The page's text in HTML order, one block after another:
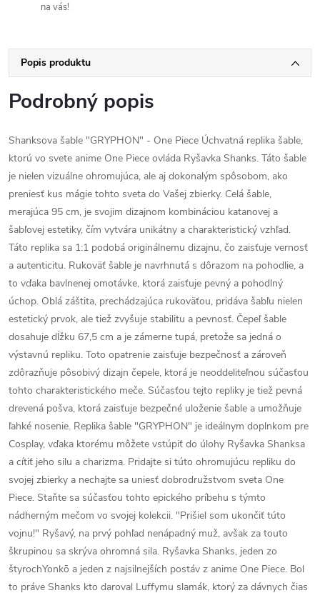
na vás!
Popis produktu
Podrobný popis
Shanksova šable "GRYPHON" - One Piece Úchvatná replika šable,
ktorú vo svete anime One Piece ovláda Ryšavka Shanks. Táto šable
je nielen vizuálne ohromujúca, ale aj dokonalým spôsobom, ako
preniesť kus mágie tohto sveta do Vašej zbierky. Celá šable,
merajúca 95 cm, je svojim dizajnom kombináciou katanovej a
šabľovej estetiky, čím vytvára unikátny a charakteristický vzhľad.
Táto replika sa 1:1 podobá originálnemu dizajnu, čo zaisťuje vernosť
a autenticitu. Rukoväť šable je navrhnutá s dôrazom na pohodlie, a
to vďaka bavlnenej omotávke, ktorá zaisťuje pevný a pohodlný
úchop. Oblá záštita, prechádzajúca rukoväťou, pridáva šabľu nielen
estetický prvok, ale tiež zvyšuje stabilitu a pevnosť. Čepeľ šable
dosahuje dĺžku 67,5 cm a je zámerne tupá, pretože sa jedná o
výstavnú repliku. Toto opatrenie zaisťuje bezpečnosť a zároveň
zdôrazňuje pôsobivý dizajn čepele, ktorá je neoddeliteľnou súčasťou
tohto charakteristického meče. Súčasťou tejto repliky je tiež pevná
drevená pošva, ktorá zaisťuje bezpečné uloženie šable a umožňuje
ľahké nosenie. Replika šable "GRYPHON" je ideálnym doplnkom pre
Cosplay, vďaka ktorému môžete vstúpiť do úlohy Ryšavka Shanksa
a cítiť jeho silu a charizma. Pridajte si túto ohromujúcu repliku do
svojej zbierky a nechajte sa uniesť dobrodružstvom sveta One
Piece. Staňte sa súčasťou tohto epického príbehu s týmto
nádherným mečom vo svojej kolekcii. "Prišiel som ukončiť túto
vojnu!" Ryšavý, na prvý pohľad nenápadný muž, avšak za touto
škrupinou sa skrýva ohromná sila. Ryšavka Shanks, jeden zo
štyrochYonkō a jeden z najsilnejších postáv z anime One Piece. Bol
to práve Shanks kto daroval Luffymu slamák, ktorý za dávnych čias